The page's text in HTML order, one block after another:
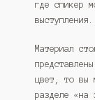
где спикер
выступления.
Материал
цвет, то вы
разделе «на